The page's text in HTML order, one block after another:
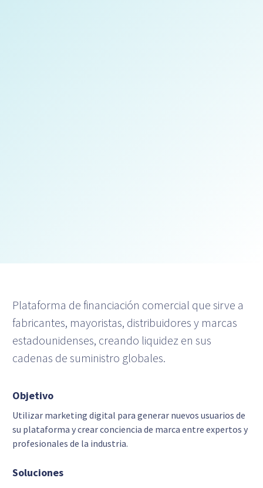
Plataforma de financiación comercial que sirve a
fabricantes, mayoristas, distribuidores y marcas
estadounidenses, creando liquidez en sus
cadenas de suministro globales.
Objetivo
Utilizar marketing digital para generar nuevos usuarios de
su plataforma y crear conciencia de marca entre expertos y
profesionales de la industria.
Soluciones